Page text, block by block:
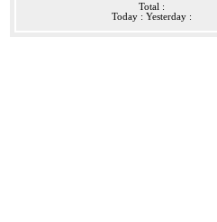
Total :
Today : Yesterday :